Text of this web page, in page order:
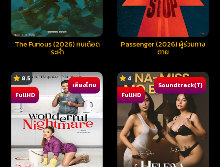
The Furious (2026) คนเดือด
ระห่ำ
Passenger (2026) ผู้ร่วมทาง
ตาย
8.5
FullHD
เสียงไทย
4
FullHD
Soundtrack(T)